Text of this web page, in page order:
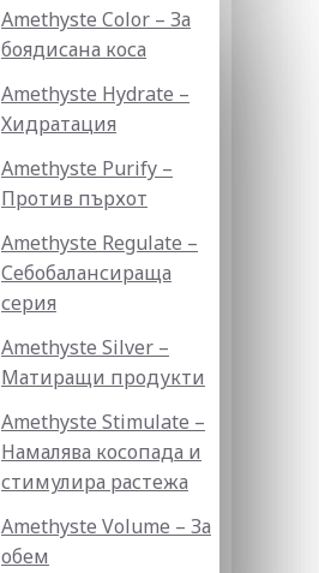
Amethyste Color – За
боядисана коса
Amethyste Hydrate –
Хидратация
Amethyste Purify –
Против пърхот
Amethyste Regulate –
Себобалансираща
серия
Amethyste Silver –
Матиращи продукти
Amethyste Stimulate –
Намалява косопада и
стимулира растежа
Amethyste Volume – За
обем